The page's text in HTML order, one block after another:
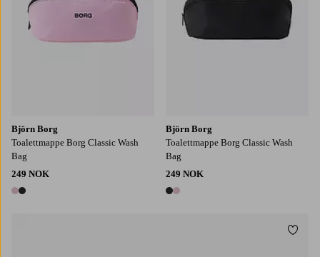
Björn Borg
Toalettmappe Borg Classic Wash
Bag
249 NOK
2 farger
Björn Borg
Toalettmappe Borg Classic Wash
Bag
249 NOK
2 farger